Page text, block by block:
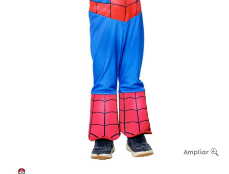
Ampliar